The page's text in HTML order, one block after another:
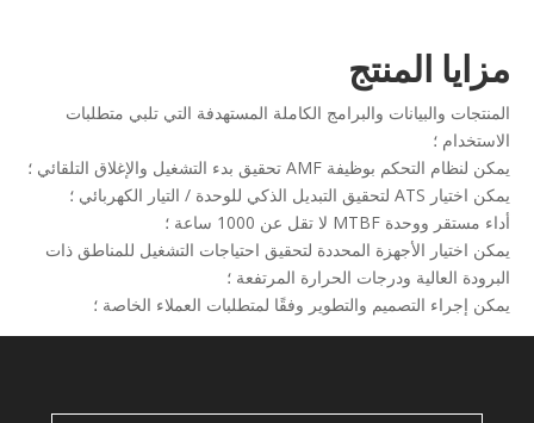
مزايا المنتج
المنتجات والبيانات والبرامج الكاملة المستهدفة التي تلبي متطلبات
الاستخدام ؛
يمكن لنظام التحكم بوظيفة AMF تحقيق بدء التشغيل والإغلاق التلقائي ؛
يمكن اختيار ATS لتحقيق التبديل الذكي للوحدة / التيار الكهربائي ؛
أداء مستقر ووحدة MTBF لا تقل عن 1000 ساعة ؛
يمكن اختيار الأجهزة المحددة لتحقيق احتياجات التشغيل للمناطق ذات
البرودة العالية ودرجات الحرارة المرتفعة ؛
يمكن إجراء التصميم والتطوير وفقًا لمتطلبات العملاء الخاصة ؛